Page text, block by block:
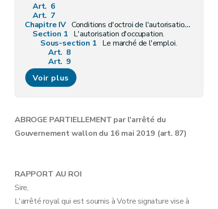
Art. 6
Art. 7
Chapitre IV Conditions d'octroi de l'autorisation d'occupation et du permis de travail.
Section 1 L'autorisation d'occupation.
Sous-section 1 Le marché de l'emploi.
Art. 8
Art. 9
Sous-section 2
Art. 10
Art. 11
Art. 13
Le certificat médical.
Art. 14
Art. 15/2
Section 2 Le permis de travail A.
Voir plus
ABROGE PARTIELLEMENT par l'arrêté du
Gouvernement wallon du 16 mai 2019 (art. 87)
RAPPORT AU ROI
Sire,
L'arrêté royal qui est soumis à Votre signature vise à